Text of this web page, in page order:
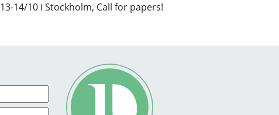
13-14/10 i Stockholm, Call for papers!